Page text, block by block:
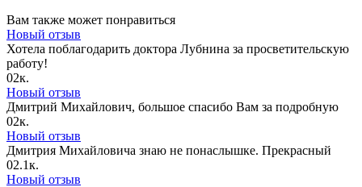
Вам также может понравиться
Новый отзыв
Хотела поблагодарить доктора Лубнина за просветительскую
работу!
02к.
Новый отзыв
Дмитрий Михайлович, большое спасибо Вам за подробную
02к.
Новый отзыв
Дмитрия Михайловича знаю не понаслышке. Прекрасный
02.1к.
Новый отзыв